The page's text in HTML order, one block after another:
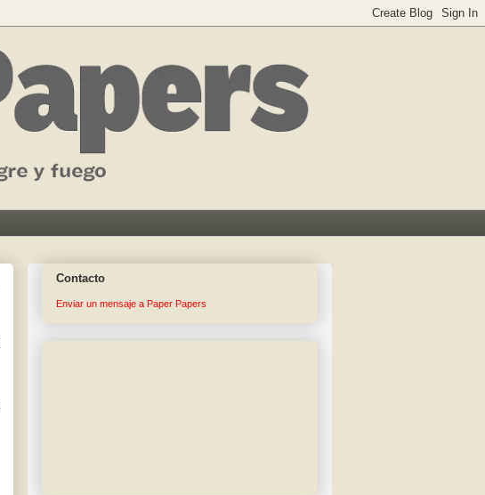
Contacto
Enviar un mensaje a Paper Papers